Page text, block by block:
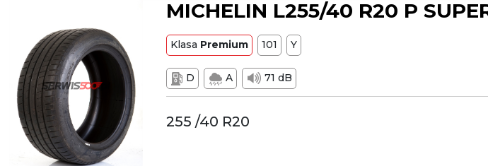
MICHELIN L255/40 R20 P
Klasa Premium 101 Y
D A 71 dB
255 /40 R20